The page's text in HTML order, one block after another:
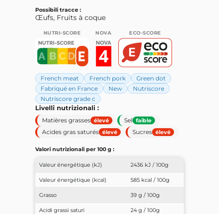
Possibili tracce :
Œufs, Fruits à coque
NUTRI-SCORE NOVA ECO-SCORE
French meat French pork
Green dot
Fabriqué en France
New
Nutriscore
Nutriscore grade c
Livelli nutrizionali :
Matières grasses élevé Sel faible
Acides gras saturés élevé Sucres élevé
Valori nutrizionali per 100 g :
Valeur énergétique (kJ) 2436 kJ / 100g
Valeur énergétique (kcal) 585 kcal / 100g
Grasso 39 g / 100g
Acidi grassi saturi 24 g / 100g